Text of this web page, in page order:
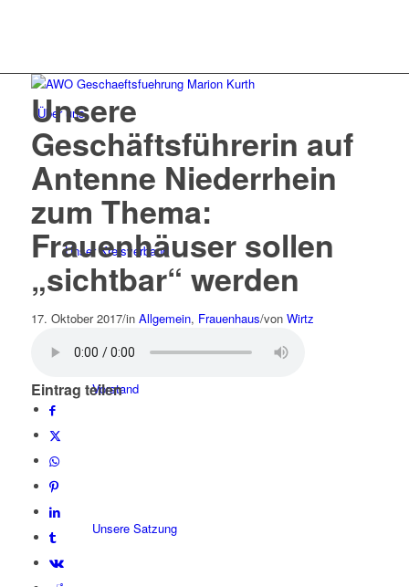
Über uns
Unser Kreisverband
Vorstand
Unsere Satzung
Unsere
Geschäftsführerin auf
Antenne Niederrhein
zum Thema:
Frauenhäuser sollen
„sichtbar“ werden
17. Oktober 2017/in Allgemein, Frauenhaus/von Wirtz
Eintrag teilen